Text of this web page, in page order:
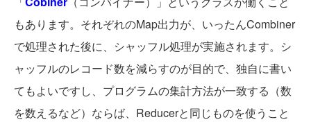
もあります。それぞれのMap出力が、いったんCombiner
で処理された後に、シャッフル処理が実施されます。シ
ャッフルのレコード数を減らすのが目的で、独自に書い
てもよいですし、プログラムの集計方法が一致する（数
を数えるなど）ならば、Reducerと同じものを使うこと